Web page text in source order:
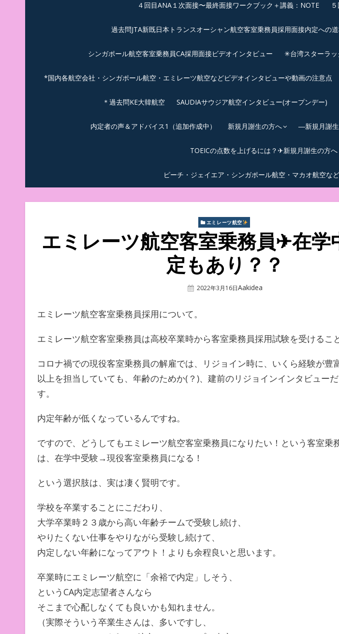
４回目ANA１次面接〜最終面接ワークブック＋講義：NOTE
過去問JTA新既日本トランスオーシャン航空客室乗務員採用面接内定への道
シンガポール航空客室乗務員CA採用面接ビデオインタビュー ✳︎台湾スターラッ
*国内各航空会社・シンガポール航空・エミレーツ航空などビデオインタビューや動画の注意点
＊過去問KE大韓航空 SAUDIAサウジア航空インタビュー(オープンデー)
内定者の声＆アドバイス1（追加作成中） 新規月謝生の方へ ―新規月謝
TOEICの点数を上げるには？✈新規月謝生の方へ
ピーチ・ジェイエア・シンガポール航空・マカオ航空
エミレーツ航空
エミレーツ航空客室乗務員✈在学
定もあり？？
Posted
2022年3月16日Author
Aakidea
エミレーツ航空客室乗務員採用について。
エミレーツ航空客室乗務員は高校卒業時から客室乗務員採用試験を受けるこ
コロナ禍での現役客室乗務員の解雇では、リジョイン時に、いくら経験が豊
以上を担当していても、年齢のためか(？)、建前のリジョインインタビュー
す。
内定年齢が低くなっているんですね。
ですので、どうしてもエミレーツ航空客室乗務員になりたい！という客室乗
は、在学中受験→現役客室乗務員になる！
という選択肢は、実は凄く賢明です。
学校を卒業することにこだわり、
大学卒業時２３歳から高い年齢チームで受験し続け、
やりたくない仕事をやりながら受験し続けて、
内定しない年齢になってアウト！よりも余程良いと思います。
卒業時にエミレーツ航空に「余裕で内定」しそう、
というCA内定志望者さんなら
そこまで心配しなくても良いかも知れません。
（実際そういう卒業生さんは、多いですし、